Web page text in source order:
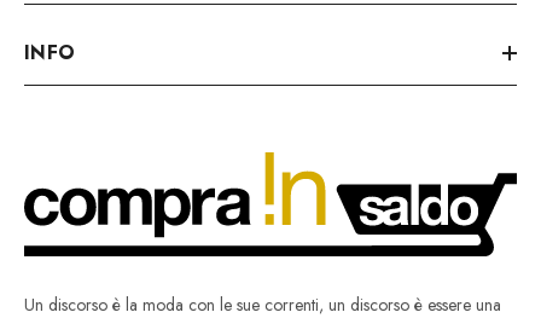
INFO
Un discorso è la moda con le sue correnti, un discorso è essere una